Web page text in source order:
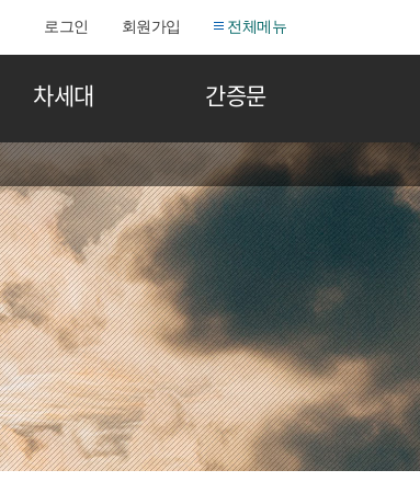
로그인 회원가입 전체메뉴
차세대 간증문